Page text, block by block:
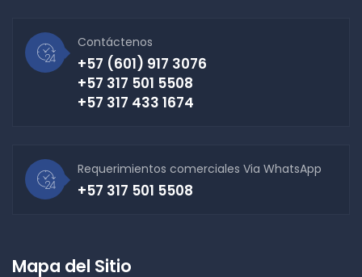
Contáctenos
+57 (601) 917 3076
+57 317 501 5508
+57 317 433 1674
Requerimientos comerciales Via WhatsApp
+57 317 501 5508
Mapa del Sitio